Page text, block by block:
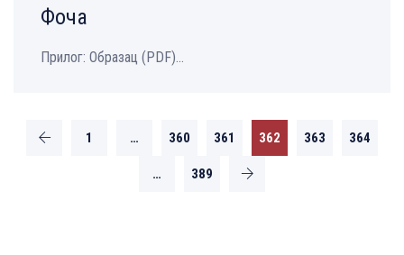
Фоча
Прилог: Образац (PDF)...
1 … 360 361 362 363 364
… 389